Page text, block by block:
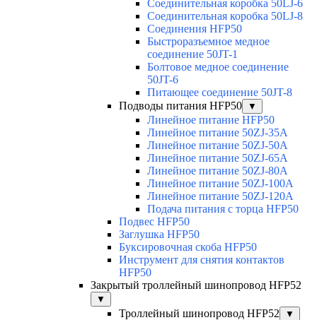
Соединительная коробка 50LJ-6
Соединительная коробка 50LJ-8
Соединения HFP50
Быстроразъемное медное
соединение 50JT-1
Болтовое медное соединение
50JT-6
Питающее соединение 50JT-8
Подводы питания HFP50
▼
Линейное питание HFP50
Линейное питание 50ZJ-35A
Линейное питание 50ZJ-50A
Линейное питание 50ZJ-65A
Линейное питание 50ZJ-80A
Линейное питание 50ZJ-100A
Линейное питание 50ZJ-120A
Подача питания с торца HFP50
Подвес HFP50
Заглушка HFP50
Буксировочная скоба HFP50
Инструмент для снятия контактов
HFP50
Закрытый троллейный шинопровод HFP52
▼
Троллейный шинопровод HFP52 ▼